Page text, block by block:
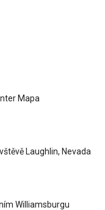
Mapa
Laughlin, Nevada
Williamsburgu